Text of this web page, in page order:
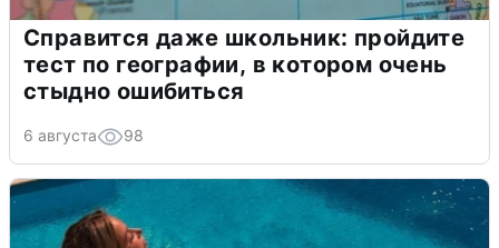
Справится даже школьник: пройдите
тест по географии, в котором очень
стыдно ошибиться
6 августа 98